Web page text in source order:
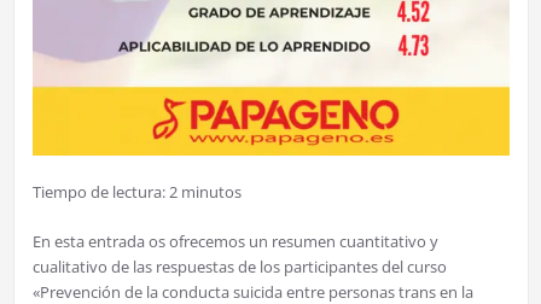
Tiempo de lectura:2 minutos
En esta entrada os ofrecemos un resumen cuantitativo y
cualitativo de las respuestas de los participantes del curso
«Prevención de la conducta suicida entre personas trans en la